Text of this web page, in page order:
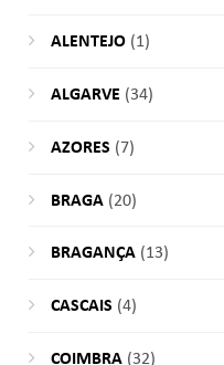
ALENTEJO(1)
ALGARVE (34)
AZORES (7)
BRAGA(20)
BRAGANÇA(13)
CASCAIS (4)
COIMBRA(32)